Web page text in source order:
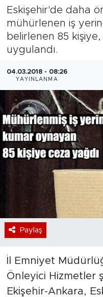
Eskişehir'de daha
mühürlenen iş
belirlenen 85
uygulandı.
04.03.2018 - 08:26
YAYINLANMA
Paylaş
İl Emniyet
Önleyici Hizmetler
Ekişehir-Ankara,
Ekonomi
Eğitim
Sanat
Bölge
Teknoloji
Magazin
Dünya
Sektör
Son Dakika
Haber Arşivi